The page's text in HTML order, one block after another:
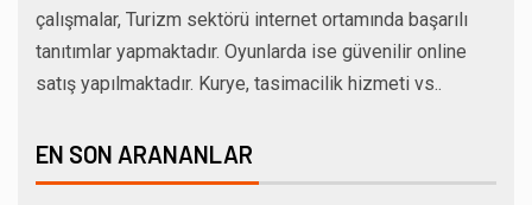
çalışmalar, Turizm sektörü internet ortamında başarılı
tanıtımlar yapmaktadır. Oyunlarda ise güvenilir online
satış yapılmaktadır. Kurye, tasimacilik hizmeti vs..
EN SON ARANANLAR